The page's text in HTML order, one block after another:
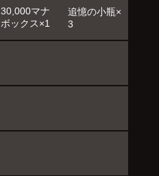
30,000マナ
ボックス×1
追憶の小瓶×
3